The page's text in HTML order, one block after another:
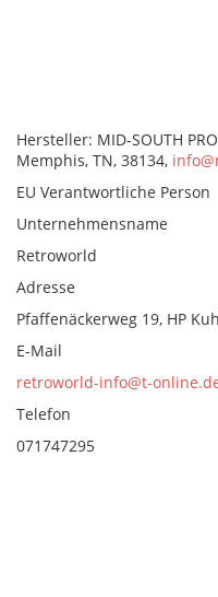
Hersteller: MID-SOUTH
Memphis, TN, 38134,
EU Verantwortliche Person
Unternehmensname
Retroworld
Adresse
Pfaffenäckerweg 19, HP
E-Mail
retroworld-info@t-
Telefon
071747295